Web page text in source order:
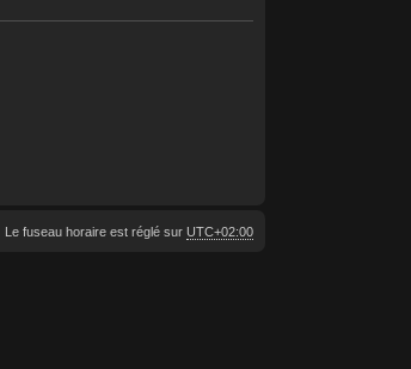
Le fuseau horaire est réglé sur UTC+02:00